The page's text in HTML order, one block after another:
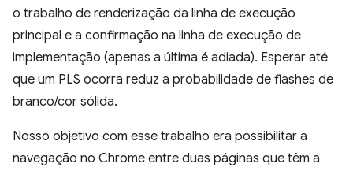
o trabalho de renderização da linha de execução
principal e a confirmação na linha de execução de
implementação (apenas a última é adiada). Esperar até
que um PLS ocorra reduz a probabilidade de flashes de
branco/cor sólida.
Nosso objetivo com esse trabalho era possibilitar a
navegação no Chrome entre duas páginas que têm a